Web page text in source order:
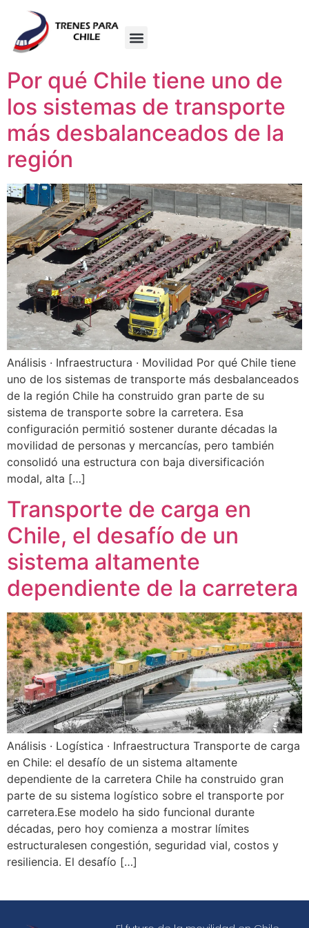
Por qué Chile tiene uno de
los sistemas de transporte
más desbalanceados de la
región
Análisis · Infraestructura · Movilidad Por qué Chile tiene
uno de los sistemas de transporte más desbalanceados
de la región Chile ha construido gran parte de su
sistema de transporte sobre la carretera. Esa
configuración permitió sostener durante décadas la
movilidad de personas y mercancías, pero también
consolidó una estructura con baja diversificación
modal, alta […]
Transporte de carga en
Chile, el desafío de un
sistema altamente
dependiente de la carretera
Análisis · Logística · Infraestructura Transporte de carga
en Chile: el desafío de un sistema altamente
dependiente de la carretera Chile ha construido gran
parte de su sistema logístico sobre el transporte por
carretera.Ese modelo ha sido funcional durante
décadas, pero hoy comienza a mostrar límites
estructuralesen congestión, seguridad vial, costos y
resiliencia. El desafío […]